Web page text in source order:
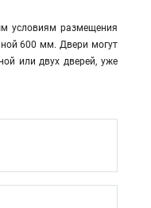
условиям размещения
600 мм. Двери могут
или двух дверей, уже